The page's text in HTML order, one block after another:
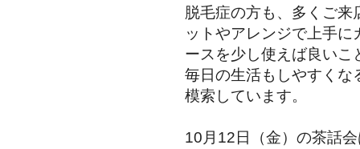
脱毛症の方も、多くご
ットやアレンジで上手
ースを少し使えば良い
毎日の生活もしやすくな
模索しています。
10月12日（金）の茶話